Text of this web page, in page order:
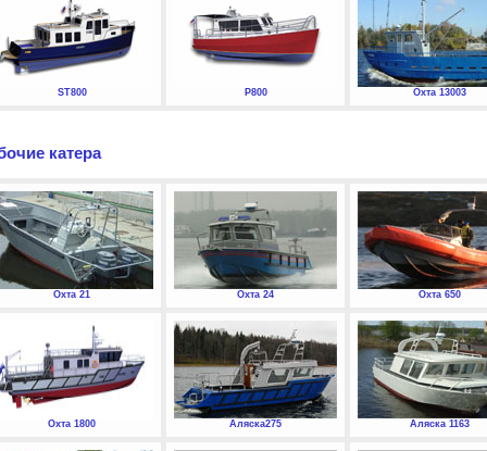
ST800 P800 Охта 13003
катера
Охта 21 Охта 24 Охта 650
Охта 1800 Аляска275 Аляска 1163